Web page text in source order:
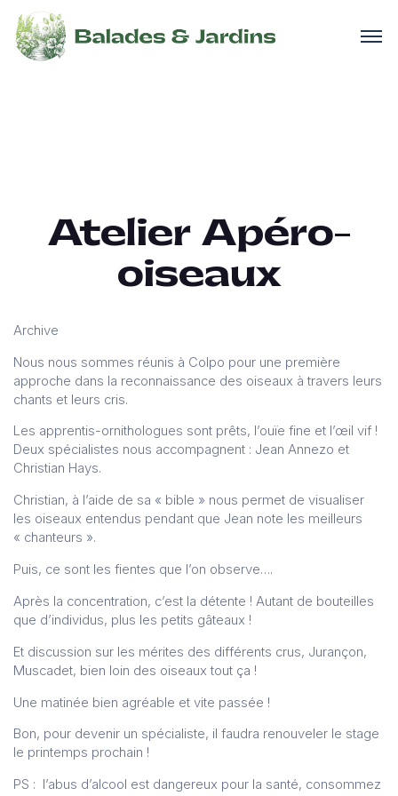
Atelier Apéro-
oiseaux
Archive
Nous nous sommes réunis à Colpo pour une première
approche dans la reconnaissance des oiseaux à travers leurs
chants et leurs cris.
Les apprentis-ornithologues sont prêts, l’ouïe fine et l’œil vif !
Deux spécialistes nous accompagnent : Jean Annezo et
Christian Hays.
Christian, à l’aide de sa « bible » nous permet de visualiser
les oiseaux entendus pendant que Jean note les meilleurs
« chanteurs ».
Puis, ce sont les fientes que l’on observe….
Après la concentration, c’est la détente ! Autant de bouteilles
que d’individus, plus les petits gâteaux !
Et discussion sur les mérites des différents crus, Jurançon,
Muscadet, bien loin des oiseaux tout ça !
Une matinée bien agréable et vite passée !
Bon, pour devenir un spécialiste, il faudra renouveler le stage
le printemps prochain !
PS : l’abus d’alcool est dangereux pour la santé, consommez